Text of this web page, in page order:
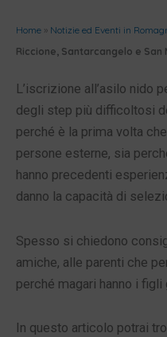
Home » Notizie ed Eventi in
Riccione, Santarcangelo e San
L’iscrizione all’asilo nido
degli step più difficoltosi
perché è la prima volta
persone esterne, sia
hanno precedenti
danno la capacità di
Spesso si chiedono
amiche, alle parenti che
perché magari hanno i figli
In questo articolo potrai